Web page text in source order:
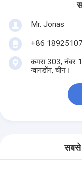
Mr. Jonas
+86
कमरा 303, नंबर
ग्वांगडोंग, चीन।
सबसे